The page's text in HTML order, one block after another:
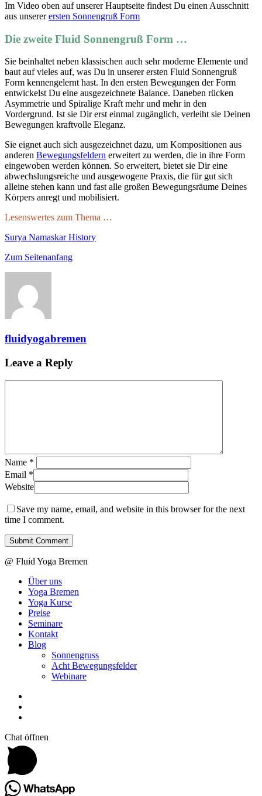
Im Video oben auf unserer Hauptseite findest Du einen Ausschnitt
aus unsererersten Sonnengruß Form
Die zweite Fluid Sonnengruß Form …
Sie beinhaltet neben klassischen auch sehr moderne Elemente und
baut auf vieles auf, was Du in unserer ersten Fluid Sonnengruß
Form kennengelernt hast. In den ersten Bewegungen der Form
entwickelst Du eine ausgezeichnete Balance. Daneben rücken
Asymmetrie und Spiralige Kraft mehr und mehr in den
Vordergrund. Ist sie Dir erst einmal zugänglich, verleiht sie Deinen
Bewegungen kraftvolle Eleganz.
Sie eignet auch sich ausgezeichnet dazu, um Kompositionen aus
anderen Bewegungsfeldern erweitert zu werden, die in ihre Form
eingewoben werden können. So erweitert, bietet sie Dir eine
abwechslungsreiche und ausgewogene Praxis, die für gut sich
alleine stehen kann und fast alle großen Bewegungsräume Deines
Körpers anregt und mobilisiert.
Lesenswertes zum Thema …
Surya Namaskar History
Zum Seitenanfang
fluidyogabremen
Leave a Reply
Name *
Email *
Website
Save my name, email, and website in this browser for the next
time I comment.
@ Fluid Yoga Bremen
Close
Menu
Über uns
Yoga Bremen
Yoga Kurse
Preise
Seminare
Kontakt
Blog
Sonnengruss
Acht Bewegungsfelder
Webinare
Chat öffnen